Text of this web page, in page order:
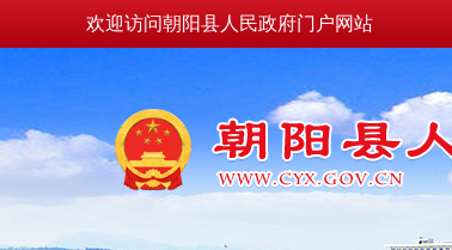
欢迎访问朝阳县人民政府门户网站